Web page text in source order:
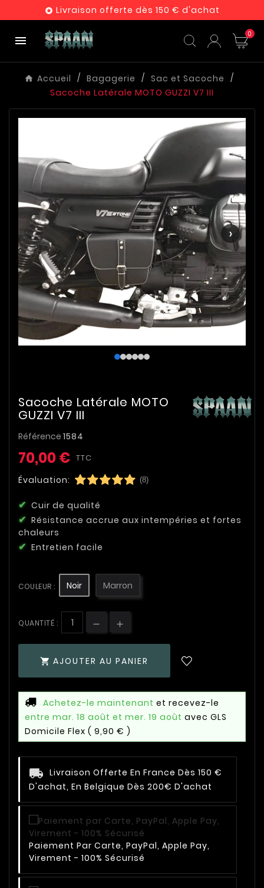
 Livraison offerte dès 150 € d'achat
 0
Accueil Bagagerie
Sac et Sacoche
Sacoche Latérale MOTO GUZZI V7 III
‹ ›
Sacoche Latérale MOTO
GUZZI V7 III
Référence 1584
70,00 € TTC
Évaluation: (8)
Cuir de qualité
Résistance accrue aux intempéries et fortes
chaleurs
Entretien facile
COULEUR : Noir Marron
QUANTITÉ :
 AJOUTER AU PANIER
Achetez-le maintenant et recevez-le
entre mar. 18 août et mer. 19 août avec GLS
Domicile Flex ( 9,90 € )
Livraison Offerte En France Dès 150 €
D'achat, En Belgique Dès 200€ D'achat
Paiement Par Carte, PayPal, Apple Pay,
Virement - 100% Sécurisé